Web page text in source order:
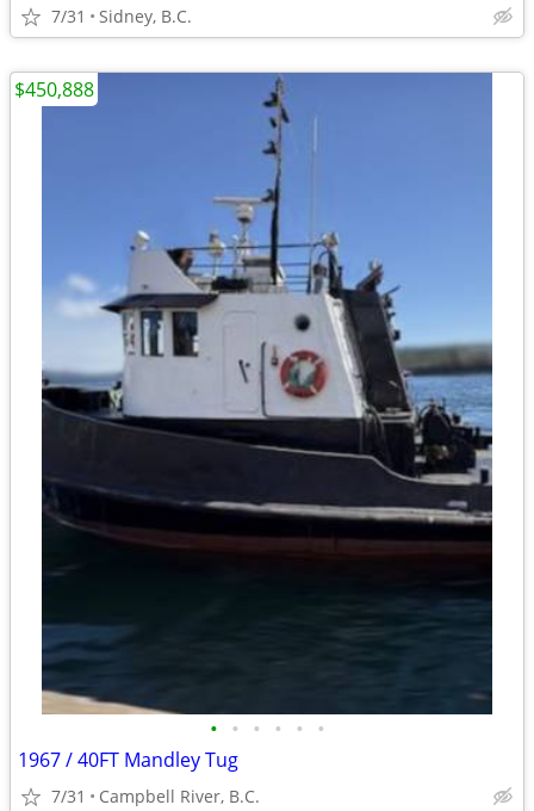
7/31 Sidney, B.C.
• • • • • •
1967 / 40FT Mandley Tug
7/31 Campbell River, B.C.
$450,888